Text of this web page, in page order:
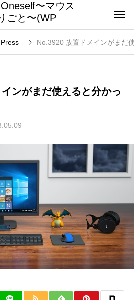
〜マウス
ごと〜(WP
No.3920 放置ドメインがまだ
ンがまだ使えると分かっ